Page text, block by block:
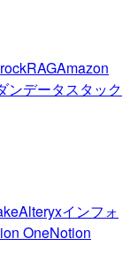
RAGAmazon
ンデータスタック
Alteryxインフォ
OneNotion